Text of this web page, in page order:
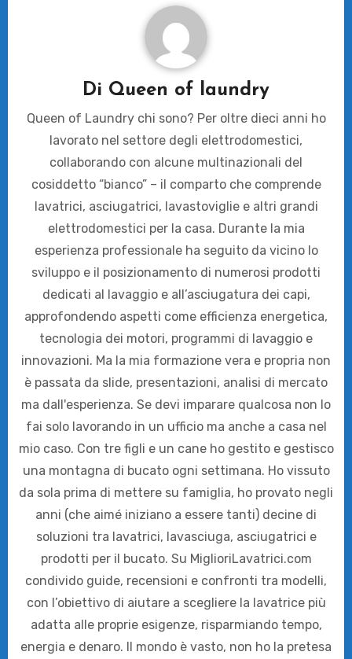
Di Queen of laundry
Queen of Laundry chi sono? Per oltre dieci anni ho
lavorato nel settore degli elettrodomestici,
collaborando con alcune multinazionali del
cosiddetto “bianco” – il comparto che comprende
lavatrici, asciugatrici, lavastoviglie e altri grandi
elettrodomestici per la casa. Durante la mia
esperienza professionale ha seguito da vicino lo
sviluppo e il posizionamento di numerosi prodotti
dedicati al lavaggio e all’asciugatura dei capi,
approfondendo aspetti come efficienza energetica,
tecnologia dei motori, programmi di lavaggio e
innovazioni. Ma la mia formazione vera e propria non
è passata da slide, presentazioni, analisi di mercato
ma dall'esperienza. Se devi imparare qualcosa non lo
fai solo lavorando in un ufficio ma anche a casa nel
mio caso. Con tre figli e un cane ho gestito e gestisco
una montagna di bucato ogni settimana. Ho vissuto
da sola prima di mettere su famiglia, ho provato negli
anni (che aimé iniziano a essere tanti) decine di
soluzioni tra lavatrici, lavasciuga, asciugatrici e
prodotti per il bucato. Su MiglioriLavatrici.com
condivido guide, recensioni e confronti tra modelli,
con l’obiettivo di aiutare a scegliere la lavatrice più
adatta alle proprie esigenze, risparmiando tempo,
energia e denaro. Il mondo è vasto, non ho la pretesa